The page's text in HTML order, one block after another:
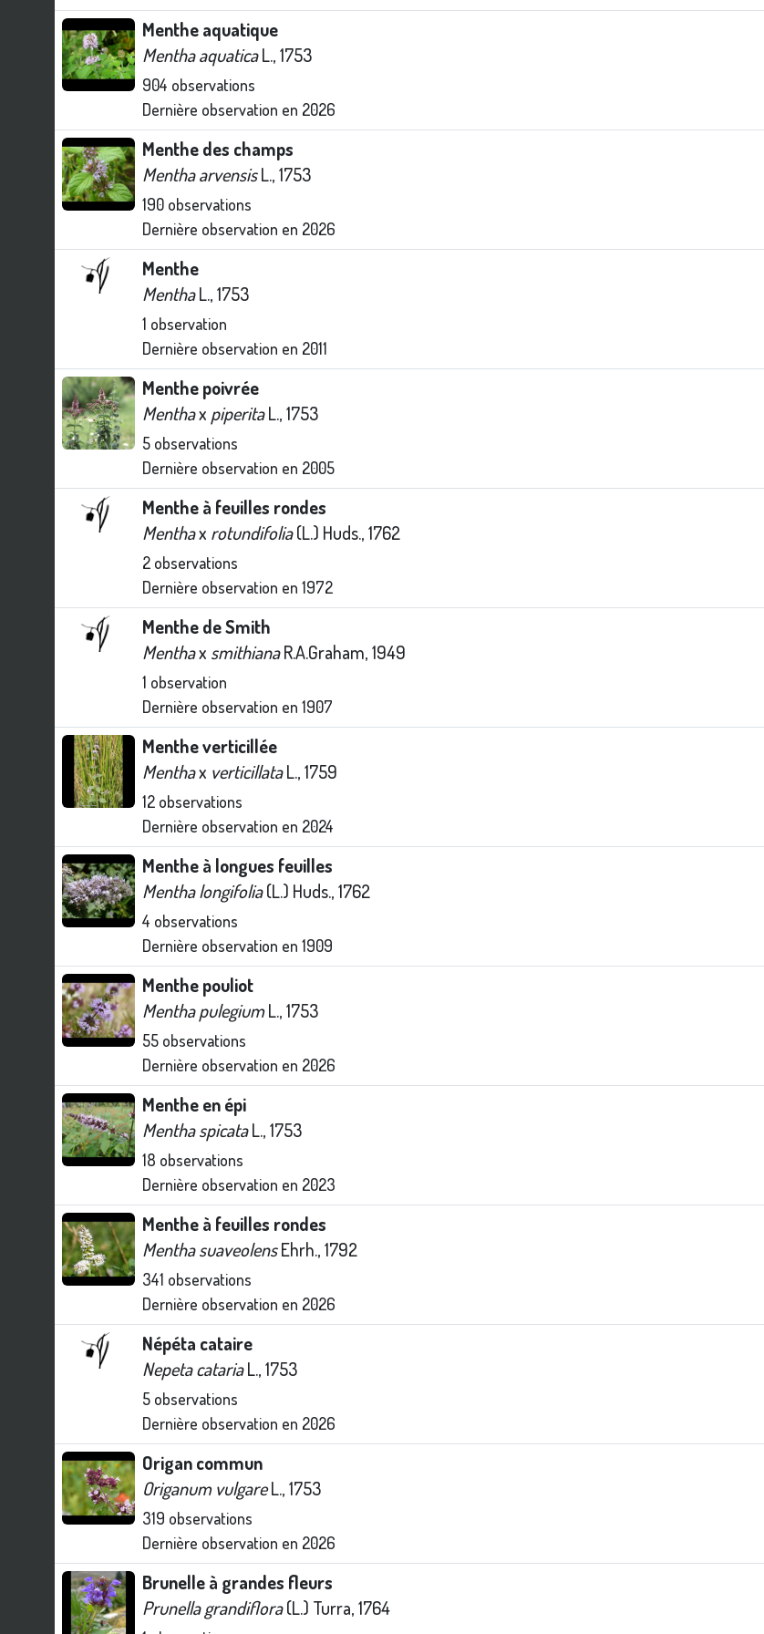
Menthe aquatique
Mentha aquaticaL., 1753
904 observations
Dernière observation en 2026
Menthe des champs
Mentha arvensisL., 1753
190 observations
Dernière observation en 2026
Menthe
MenthaL., 1753
1 observation
Dernière observation en 2011
Menthe poivrée
Menthax piperitaL., 1753
5 observations
Dernière observation en 2005
Menthe à feuilles rondes
Menthax rotundifolia(L.) Huds., 1762
2 observations
Dernière observation en 1972
Menthe de Smith
Menthax smithianaR.A.Graham, 1949
1 observation
Dernière observation en 1907
Menthe verticillée
Menthax verticillataL., 1759
12 observations
Dernière observation en 2024
Menthe à longues feuilles
Mentha longifolia(L.) Huds., 1762
4 observations
Dernière observation en 1909
Menthe pouliot
Mentha pulegiumL., 1753
55 observations
Dernière observation en 2026
Menthe en épi
Mentha spicataL., 1753
18 observations
Dernière observation en 2023
Menthe à feuilles rondes
Mentha suaveolensEhrh., 1792
341 observations
Dernière observation en 2026
Népéta cataire
Nepeta catariaL., 1753
5 observations
Dernière observation en 2026
Origan commun
Origanum vulgareL., 1753
319 observations
Dernière observation en 2026
Brunelle à grandes fleurs
Prunella grandiflora(L.) Turra, 1764